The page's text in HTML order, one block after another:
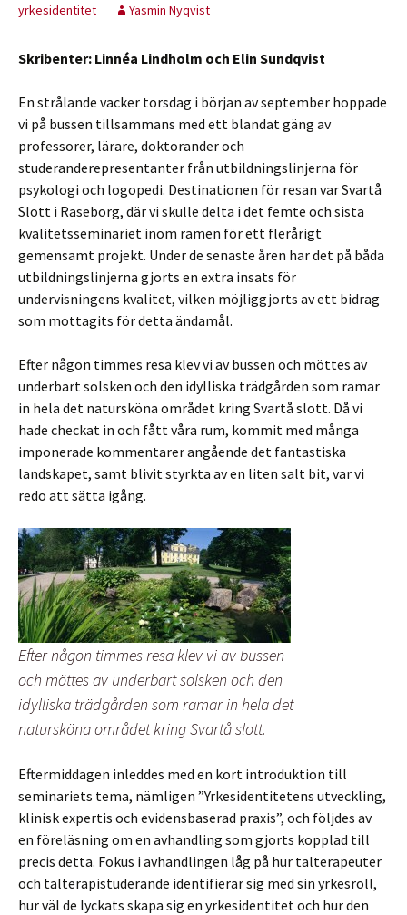
yrkesidentitet
Yasmin Nyqvist
Skribenter: Linnéa Lindholm och Elin Sundqvist
En strålande vacker torsdag i början av september hoppade
vi på bussen tillsammans med ett blandat gäng av
professorer, lärare, doktorander och
studeranderepresentanter från utbildningslinjerna för
psykologi och logopedi. Destinationen för resan var Svartå
Slott i Raseborg, där vi skulle delta i det femte och sista
kvalitetsseminariet inom ramen för ett flerårigt
gemensamt projekt. Under de senaste åren har det på båda
utbildningslinjerna gjorts en extra insats för
undervisningens kvalitet, vilken möjliggjorts av ett bidrag
som mottagits för detta ändamål.
Efter någon timmes resa klev vi av bussen och möttes av
underbart solsken och den idylliska trädgården som ramar
in hela det natursköna området kring Svartå slott. Då vi
hade checkat in och fått våra rum, kommit med många
imponerade kommentarer angående det fantastiska
landskapet, samt blivit styrkta av en liten salt bit, var vi
redo att sätta igång.
Efter någon timmes resa klev vi av bussen
och möttes av underbart solsken och den
idylliska trädgården som ramar in hela det
natursköna området kring Svartå slott.
Eftermiddagen inleddes med en kort introduktion till
seminariets tema, nämligen ”Yrkesidentitetens utveckling,
klinisk expertis och evidensbaserad praxis”, och följdes av
en föreläsning om en avhandling som gjorts kopplad till
precis detta. Fokus i avhandlingen låg på hur talterapeuter
och talterapistuderande identifierar sig med sin yrkesroll,
hur väl de lyckats skapa sig en yrkesidentitet och hur den